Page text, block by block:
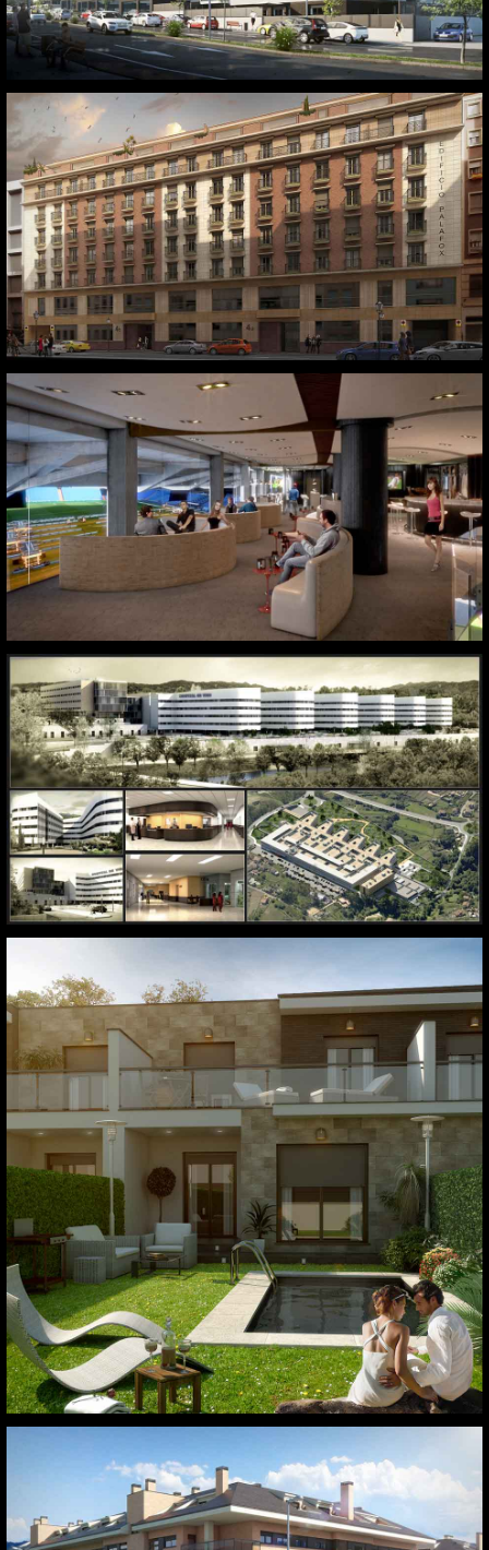
Calle Palafox, 4. Madrid
Estadio Santiago Bernabéu. Madrid
Vigo
Toledo